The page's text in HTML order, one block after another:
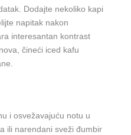
Dodajte nekoliko kapi
napitak nakon
interesantan kontrast
čineći iced kafu
i osvežavajuću notu u
ili narendani sveži đumbir